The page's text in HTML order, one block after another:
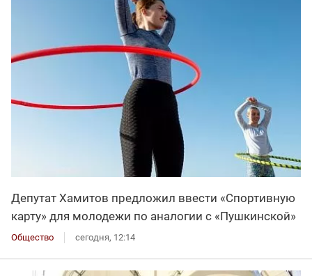
Депутат Хамитов предложил ввести «Спортивную
карту» для молодежи по аналогии с «Пушкинской»
Общество сегодня, 12:14